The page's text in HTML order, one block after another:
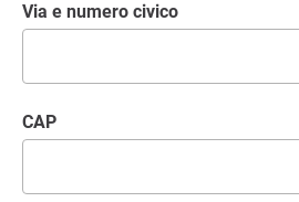
Via e numero civico
CAP